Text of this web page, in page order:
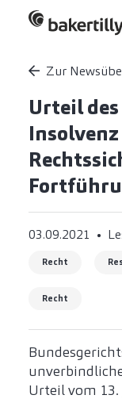
Zur
Urteil
03.09.2021
Recht
Recht
Urteil vom 13.